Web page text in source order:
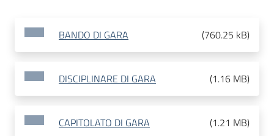
BANDO DI GARA (760.25 kB)
DISCIPLINARE DI GARA (1.16 MB)
CAPITOLATO DI GARA (1.21 MB)